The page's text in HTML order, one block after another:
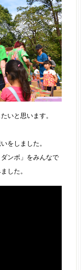
いと思います。
をしました。
ンボ」をみんなで
した。